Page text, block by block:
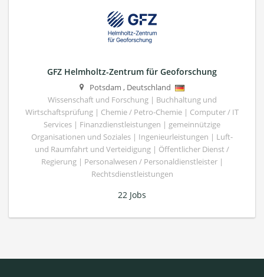
GFZ Helmholtz-Zentrum für Geoforschung
Potsdam , Deutschland
Wissenschaft und Forschung | Buchhaltung und
Wirtschaftsprüfung | Chemie / Petro-Chemie | Computer / IT
Services | Finanzdienstleistungen | gemeinnützige
Organisationen und Soziales | Ingenieurleistungen | Luft-
und Raumfahrt und Verteidigung | Öffentlicher Dienst /
Regierung | Personalwesen / Personaldienstleister |
Rechtsdienstleistungen
22 Jobs